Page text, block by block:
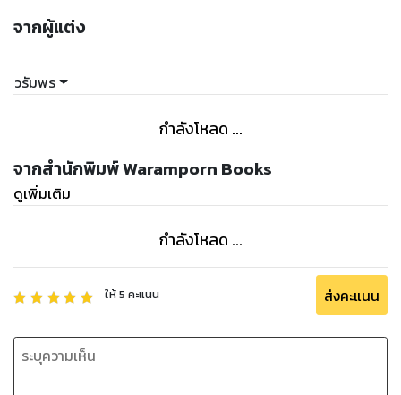
จากผู้แต่ง
วรัมพร
กำลังโหลด ...
จากสำนักพิมพ์ Waramporn Books
ดูเพิ่มเติม
กำลังโหลด ...
ให้5 คะแนน ส่งคะแนน